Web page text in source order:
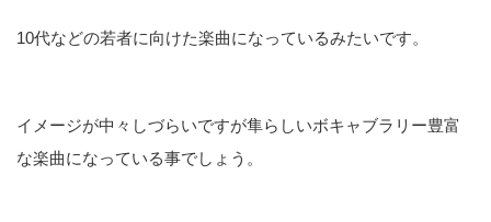
10代などの若者に向けた楽曲になっているみたいです。
イメージが中々しづらいですが隼らしいボキャブラリー豊富
な楽曲になっている事でしょう。